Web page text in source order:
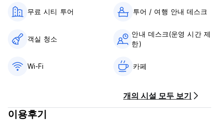
호스텔 전체에서 흡연은 금지되어 있습니다.
리셉션 운영 시간 0800-2000 (Auto-translated from original
무료 시티 투어 투어 / 여행 안내 데스크
객실 청소
안내 데스크(운영 시간 제
한)
Wi-Fi 카페
개의 시설 모두 보기
이용후기